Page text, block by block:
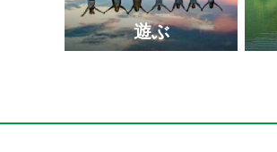
さぬきこどもの国
大串自然公園
金丸座
父母ヶ浜
寒霞渓
遊ぶ